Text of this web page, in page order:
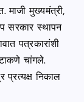
माजी मुख्यमंत्री,
सरकार स्थापन
पत्रकारांशी
चांगले.
प्रत्यक्ष निकाल